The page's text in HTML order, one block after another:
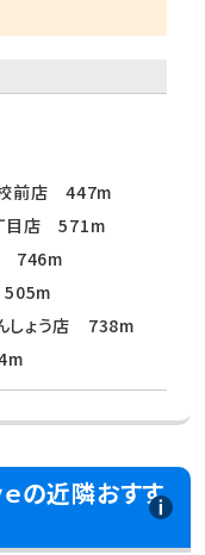
校前店 447m
目店 571m
746m
しょう店 738m
ｅの近隣おすす